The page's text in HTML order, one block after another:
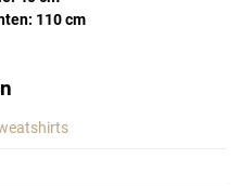
110 cm